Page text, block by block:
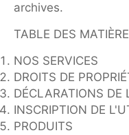
archives.
TABLE DES
NOS SERVICES
DROITS DE
DÉCLARATIONS DE
INSCRIPTION DE
PRODUITS